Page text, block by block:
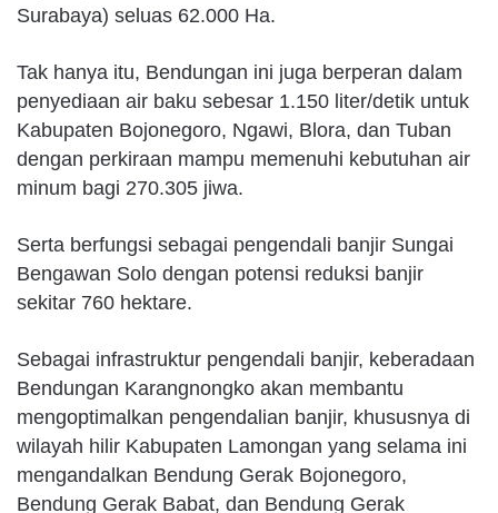
Surabaya) seluas 62.000 Ha.
Tak hanya itu, Bendungan ini juga berperan dalam
penyediaan air baku sebesar 1.150 liter/detik untuk
Kabupaten Bojonegoro, Ngawi, Blora, dan Tuban
dengan perkiraan mampu memenuhi kebutuhan air
minum bagi 270.305 jiwa.
Serta berfungsi sebagai pengendali banjir Sungai
Bengawan Solo dengan potensi reduksi banjir
sekitar 760 hektare.
Sebagai infrastruktur pengendali banjir, keberadaan
Bendungan Karangnongko akan membantu
mengoptimalkan pengendalian banjir, khususnya di
wilayah hilir Kabupaten Lamongan yang selama ini
mengandalkan Bendung Gerak Bojonegoro,
Bendung Gerak Babat, dan Bendung Gerak